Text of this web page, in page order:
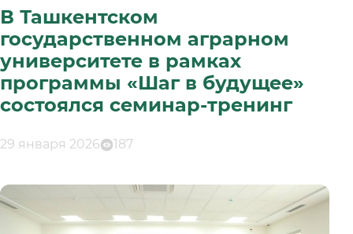
В Ташкентском
государственном аграрном
университете в рамках
программы «Шаг в будущее»
состоялся семинар-тренинг
29 января 2026 187